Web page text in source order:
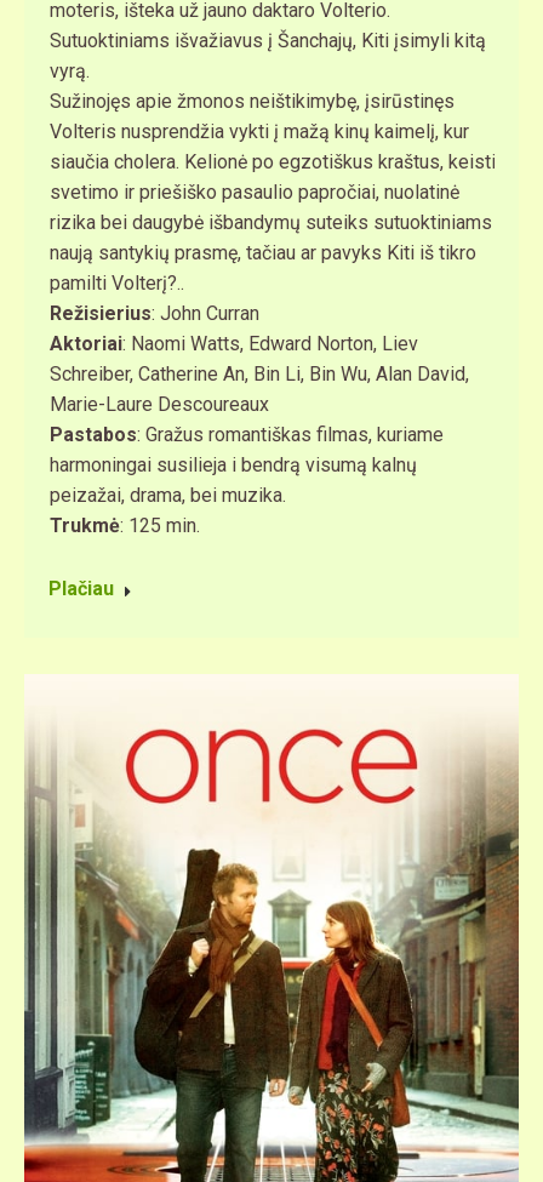
moteris, išteka už jauno daktaro Volterio.
Sutuoktiniams išvažiavus į Šanchajų, Kiti įsimyli kitą
vyrą.
Sužinojęs apie žmonos neištikimybę, įsirūstinęs
Volteris nusprendžia vykti į mažą kinų kaimelį, kur
siaučia cholera. Kelionė po egzotiškus kraštus, keisti
svetimo ir priešiško pasaulio papročiai, nuolatinė
rizika bei daugybė išbandymų suteiks sutuoktiniams
naują santykių prasmę, tačiau ar pavyks Kiti iš tikro
pamilti Volterį?..
Režisierius: John Curran
Aktoriai: Naomi Watts, Edward Norton, Liev
Schreiber, Catherine An, Bin Li, Bin Wu, Alan David,
Marie-Laure Descoureaux
Pastabos: Gražus romantiškas filmas, kuriame
harmoningai susilieja i bendrą visumą kalnų
peizažai, drama, bei muzika.
Trukmė: 125 min.
Plačiau